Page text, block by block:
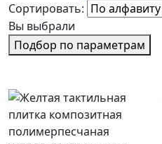
Сортировать:
Вы выбрали
Подбор по параметрам